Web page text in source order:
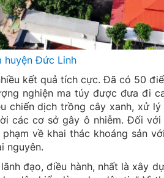
huyện Đức Linh
kết quả tích cực. Đã có 50
nghiện ma túy được đưa đi
chiến dịch trồng cây xanh, xử
các cơ sở gây ô nhiễm. Đối
về khai thác khoáng sản
nguyên.
đạo, điều hành, nhất là xây